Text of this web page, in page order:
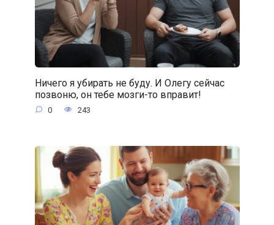
Ничего я убирать не буду. И Олегу сейчас
позвоню, он тебе мозги-то вправит!
0 243